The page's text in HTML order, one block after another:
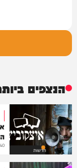
הנצפים
חדשות